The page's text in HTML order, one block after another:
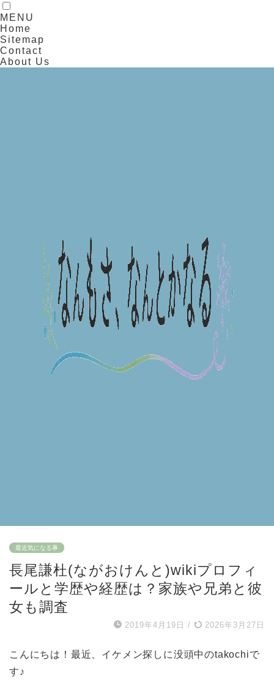
MENU
Home
Sitemap
Contact
About Us
最近気になる事
長尾謙杜(ながおけんと)wikiプロフィ
ールと学歴や経歴は？家族や兄弟と彼
女も調査
2019年4月19日 / 2026年3月27日
こんにちは！最近、イケメン探しに没頭中のtakochiで
す♪